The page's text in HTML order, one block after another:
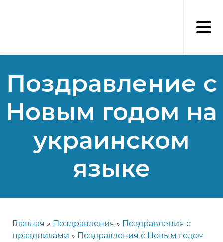
Поздравление с
Новым годом на
украинском
языке
Строка
Главная Поздравления
Поздравления с
праздниками
Поздравления с Новым годом